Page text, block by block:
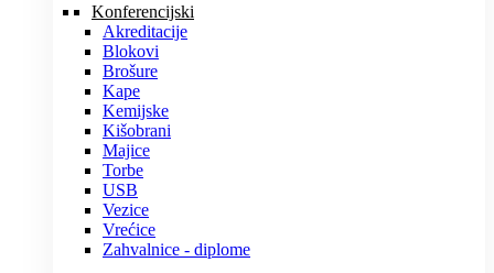
Konferencijski
Akreditacije
Blokovi
Brošure
Kape
Kemijske
Kišobrani
Majice
Torbe
USB
Vezice
Vrećice
Zahvalnice - diplome